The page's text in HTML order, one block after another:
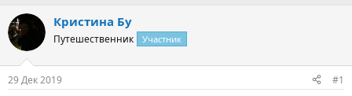
о
р
т
е
м
ы
н
а
а
Кристина Бу
Путешественник Участник
29 Дек 2019 #1